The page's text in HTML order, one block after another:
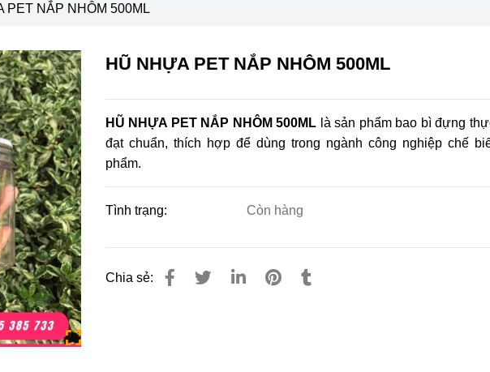
PET NẮP NHÔM 500ML
HŨ NHỰA PET NẮP NHÔM 500ML
HŨ NHỰA PET NẮP NHÔM 500ML là sản phẩm bao bì đựng
đạt chuẩn, thích hợp để dùng trong ngành công nghiệp chế
phẩm.
Tình trạng: Còn hàng
Chia sẻ: